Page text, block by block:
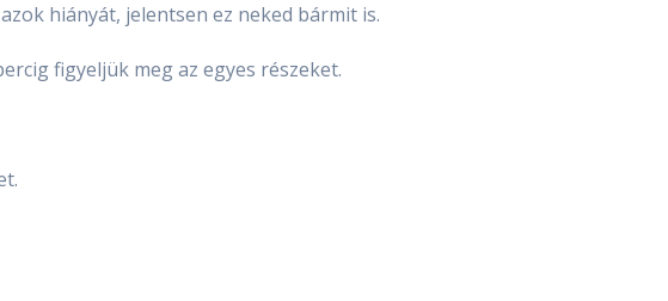
hiányát, jelentsen ez neked bármit is.
figyeljük meg az egyes részeket.